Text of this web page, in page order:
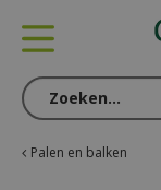
Palen en balken